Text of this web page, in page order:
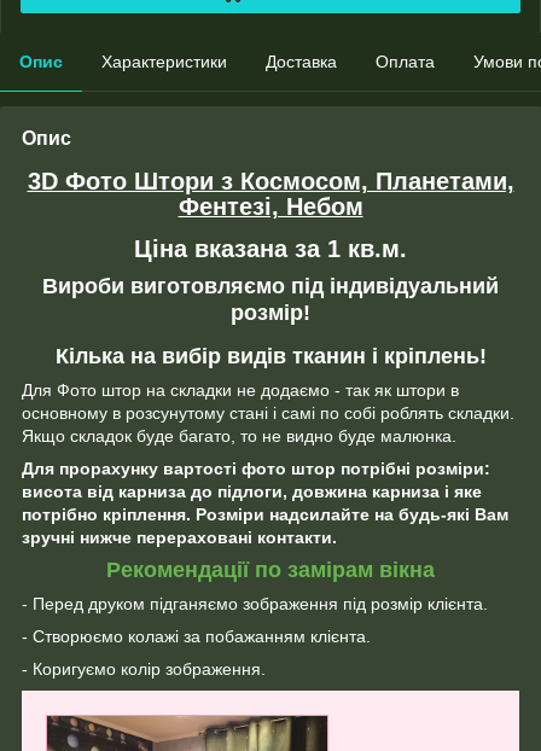
Опис Характеристики Доставка Оплата Умови
Опис
3D Фото Штори з Космосом, Планетами,
Фентезі, Небом
Ціна вказана за 1 кв.м.
Вироби виготовляємо під індивідуальний
розмір!
Кілька на вибір видів тканин і кріплень!
Для Фото штор на складки не додаємо - так як штори в
основному в розсунутому стані і самі по собі роблять складки.
Якщо складок буде багато, то не видно буде малюнка.
Для прорахунку вартості фото штор потрібні розміри:
висота від карниза до підлоги, довжина карниза і яке
потрібно кріплення. Розміри надсилайте на будь-які Вам
зручні нижче перераховані контакти.
Рекомендації по замірам вікна
- Перед друком підганяємо зображення під розмір клієнта.
- Створюємо колажі за побажанням клієнта.
- Коригуємо колір зображення.